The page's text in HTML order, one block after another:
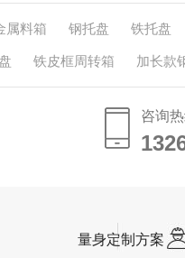
属料箱 钢托盘 铁托盘
铁皮框周转箱 加长款
咨询
量身定制方案